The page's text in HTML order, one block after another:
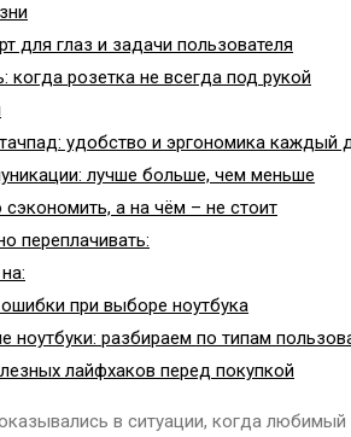
для глаз и задачи пользователя
когда розетка не всегда под рукой
удобство и эргономика каждый
лучше больше, чем меньше
а на чём – не стоит
переплачивать:
при выборе ноутбука
ноутбуки: разбираем по типам
лайфхаков перед покупкой
в ситуации, когда